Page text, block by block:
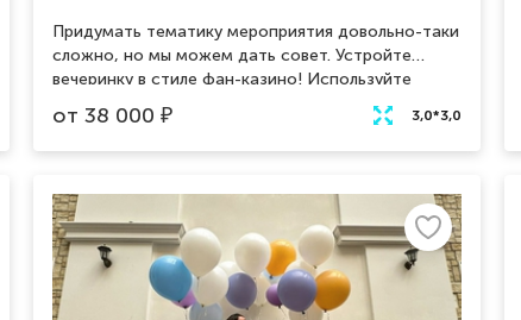
Придумать тематику мероприятия довольно-таки
сложно, но мы можем дать совет. Устройте
вечеринку в стиле фан-казино! Используйте
фотозону Казино Рояль для полного погружения
гостей в суть мероприятия. Локация для фото с
большими игральными кубиками, картами и
лишь дополнит образ азарта и богатства данной
фотозоны.
от 38 000 ₽ 3,0*3,0